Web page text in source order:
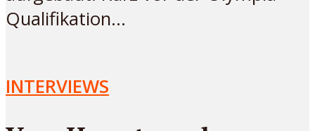
Qualifikation...
INTERVIEWS